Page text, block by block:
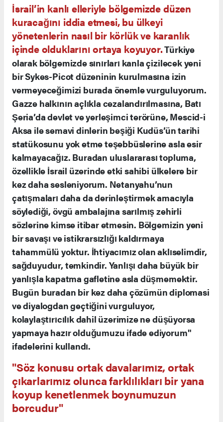
İsrail’in kanlı elleriyle bölgemizde düzen
kuracağını iddia etmesi, bu ülkeyi
yönetenlerin nasıl bir körlük ve karanlık
içinde olduklarını ortaya koyuyor.Türkiye
olarak bölgemizde sınırları kanla çizilecek yeni
bir Sykes-Picot düzeninin kurulmasına izin
vermeyeceğimizi burada önemle vurguluyorum.
Gazze halkının açlıkla cezalandırılmasına, Batı
Şeria’da devlet ve yerleşimci terörüne, Mescid-i
Aksa ile semavi dinlerin beşiği Kudüs’ün tarihi
statükosunu yok etme teşebbüslerine asla esir
kalmayacağız. Buradan uluslararası topluma,
özellikle İsrail üzerinde etki sahibi ülkelere bir
kez daha sesleniyorum. Netanyahu’nun
çatışmaları daha da derinleştirmek amacıyla
söylediği, övgü ambalajına sarılmış zehirli
sözlerine kimse itibar etmesin. Bölgemizin yeni
bir savaşı ve istikrarsızlığı kaldırmaya
tahammülü yoktur. İhtiyacımız olan aklıselimdir,
sağduyudur, temkindir. Yanlışı daha büyük bir
yanlışla kapatma gafletine asla düşmemektir.
Bugün buradan bir kez daha çözümün diplomasi
ve diyalogdan geçtiğini vurguluyor,
kolaylaştırıcılık dahil üzerimize ne düşüyorsa
yapmaya hazır olduğumuzu ifade ediyorum"
ifadelerini kullandı.
"Söz konusu ortak davalarımız, ortak
çıkarlarımız olunca farklılıkları bir yana
koyup kenetlenmek boynumuzun
borcudur"